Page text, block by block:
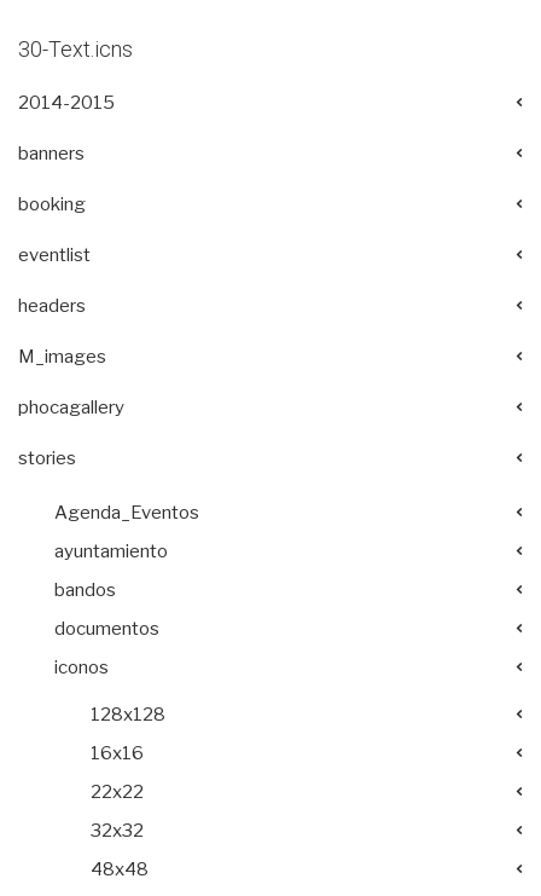
30-Text.icns
2014-2015
banners
booking
eventlist
headers
M_images
phocagallery
stories
Agenda_Eventos
ayuntamiento
bandos
documentos
iconos
128x128
16x16
22x22
32x32
48x48